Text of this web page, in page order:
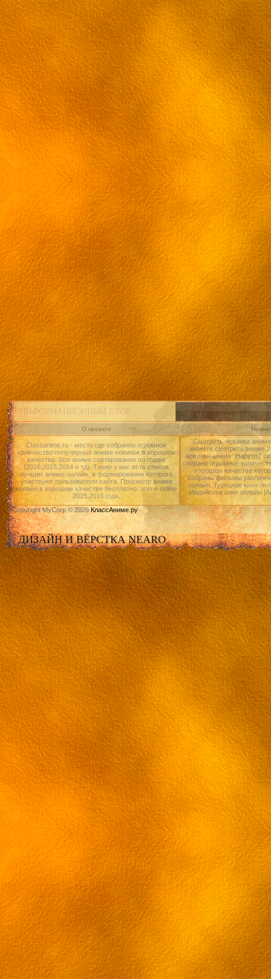
ИНФОРМАЦИОННЫЙ БЛОК
О проекте
Classanime.ru - место где собранно огромное
количество популярных аниме новинок в хорошем
качестве. Все аниме сортированно по годам
(2016,2015,2014 и тд). Также у нас есть список
лучших аниме онлайн, в формировании которого
участвуют пользователи сайта. Просмотр аниме
онлайн в хорошем качестве бесплатно. anime online
2015,2016 года.
Смотреть новинки
можете смотреть аниме
новинки аниме: Наруто2
собрано огромное
хорошем качестве
собраны фильмы
онлайн, Турецкое кино
Индийское кино
Copyright MyCorp © 2026КлассАниме.ру
ДИЗАЙН И ВЁРСТКА NEARO